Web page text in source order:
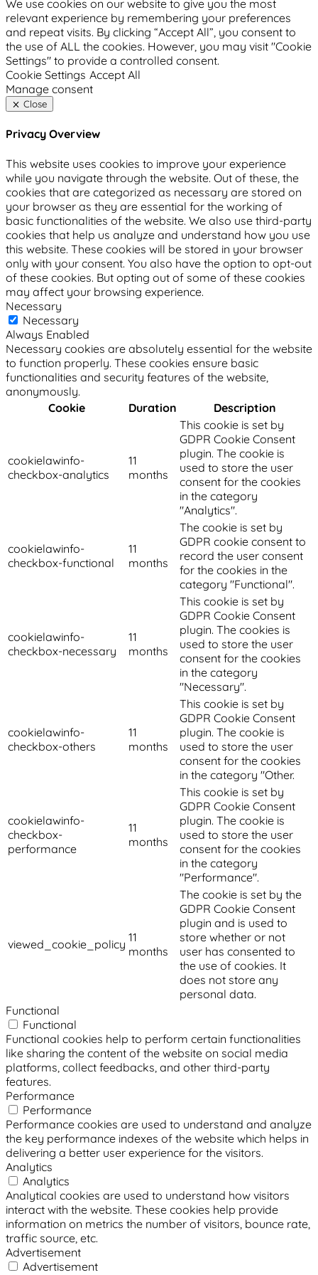
We use cookies on our website to give you the most
relevant experience by remembering your preferences
and repeat visits. By clicking “Accept All”, you consent to
the use of ALL the cookies. However, you may visit "Cookie
Settings" to provide a controlled consent.
Cookie Settings Accept All
Manage consent
Close
Privacy Overview
This website uses cookies to improve your experience
while you navigate through the website. Out of these, the
cookies that are categorized as necessary are stored on
your browser as they are essential for the working of
basic functionalities of the website. We also use third-party
cookies that help us analyze and understand how you use
this website. These cookies will be stored in your browser
only with your consent. You also have the option to opt-out
of these cookies. But opting out of some of these cookies
may affect your browsing experience.
Necessary
Necessary
Always Enabled
Necessary cookies are absolutely essential for the website
to function properly. These cookies ensure basic
functionalities and security features of the website,
anonymously.
Cookie
Duration Description
cookielawinfo-
checkbox-analytics
11
months
This cookie is set by
GDPR Cookie Consent
plugin. The cookie is
used to store the user
consent for the cookies
in the category
"Analytics".
cookielawinfo-
checkbox-functional
11
months
The cookie is set by
GDPR cookie consent to
record the user consent
for the cookies in the
category "Functional".
cookielawinfo-
checkbox-necessary
11
months
This cookie is set by
GDPR Cookie Consent
plugin. The cookies is
used to store the user
consent for the cookies
in the category
"Necessary".
cookielawinfo-
checkbox-others
11
months
This cookie is set by
GDPR Cookie Consent
plugin. The cookie is
used to store the user
consent for the cookies
in the category "Other.
cookielawinfo-
checkbox-
performance
11
months
This cookie is set by
GDPR Cookie Consent
plugin. The cookie is
used to store the user
consent for the cookies
in the category
"Performance".
viewed_cookie_policy 11
months
The cookie is set by the
GDPR Cookie Consent
plugin and is used to
store whether or not
user has consented to
the use of cookies. It
does not store any
personal data.
Functional
Functional
Functional cookies help to perform certain functionalities
like sharing the content of the website on social media
platforms, collect feedbacks, and other third-party
features.
Performance
Performance
Performance cookies are used to understand and analyze
the key performance indexes of the website which helps in
delivering a better user experience for the visitors.
Analytics
Analytics
Analytical cookies are used to understand how visitors
interact with the website. These cookies help provide
information on metrics the number of visitors, bounce rate,
traffic source, etc.
Advertisement
Advertisement